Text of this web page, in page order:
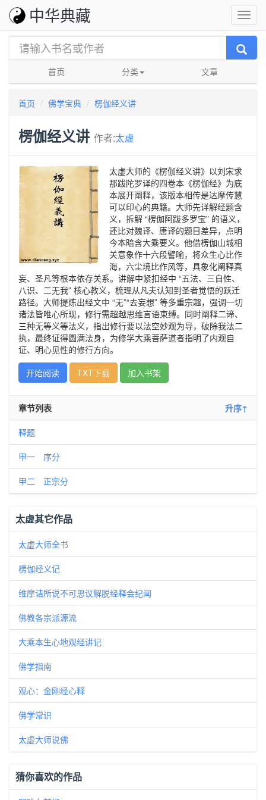
中华典藏
首页 分类 文章
首页 佛学宝典 楞伽经义讲
楞伽经义讲 作者:太虚
太虚大师的《楞伽经义讲》以刘宋求
那跋陀罗译的四卷本《楞伽经》为底
本展开阐释，该版本相传是达摩传慧
可以印心的典籍。大师先详解经题含
义，拆解 “楞伽阿跋多罗宝” 的语义，
还比对魏译、唐译的题目差异，点明
今本暗含大乘要义。他借楞伽山城相
关意象作十六段譬喻，将众生心比作
海，六尘境比作风等，具象化阐释真
妄、圣凡等根本依存关系。讲解中紧扣经中 “五法、三自性、
八识、二无我” 核心教义，梳理从凡夫认知到圣者觉悟的跃迁
路径。大师提炼出经文中 “无”“去妄想” 等多重宗趣，强调一切
诸法皆唯心所现，修行需超越思维言语束缚。同时阐释二谛、
三种无等义等法义，指出修行要以法空妙观为导，破除我法二
执，最终证得圆满法身，为修学大乘菩萨道者指明了内观自
证、明心见性的修行方向。
开始阅读
TXT下载 加入书架
章节列表 升序↑
释题
甲一 序分
甲二 正宗分
太虚其它作品
太虚大师全书
楞伽经义记
维摩诘所说不可思议解脱经释会纪闻
佛教各宗派源流
大乘本生心地观经讲记
佛学指南
观心：金刚经心释
佛学常识
太虚大师说佛
猜你喜欢的作品